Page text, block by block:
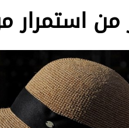
من استمرار